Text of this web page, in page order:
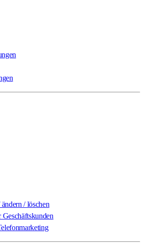
/ löschen